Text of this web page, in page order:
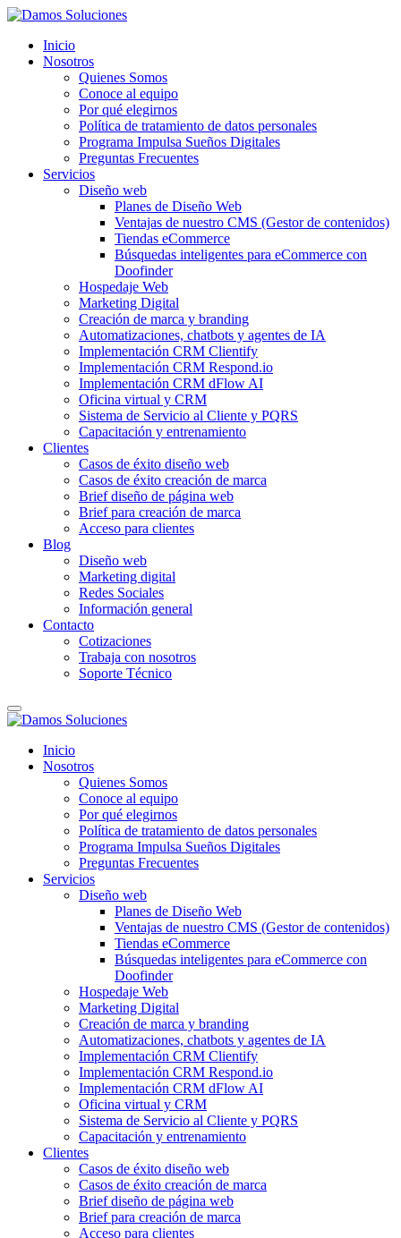
Inicio
Nosotros
Quienes Somos
Conoce al equipo
Por qué elegirnos
Política de tratamiento de datos personales
Programa Impulsa Sueños Digitales
Preguntas Frecuentes
Servicios
Diseño web
Planes de Diseño Web
Ventajas de nuestro CMS (Gestor de contenidos)
Tiendas eCommerce
Búsquedas inteligentes para eCommerce con
Doofinder
Hospedaje Web
Marketing Digital
Creación de marca y branding
Automatizaciones, chatbots y agentes de IA
Implementación CRM Clientify
Implementación CRM Respond.io
Implementación CRM dFlow AI
Oficina virtual y CRM
Sistema de Servicio al Cliente y PQRS
Capacitación y entrenamiento
Clientes
Casos de éxito diseño web
Casos de éxito creación de marca
Brief diseño de página web
Brief para creación de marca
Acceso para clientes
Blog
Diseño web
Marketing digital
Redes Sociales
Información general
Contacto
Cotizaciones
Trabaja con nosotros
Soporte Técnico
Inicio
Nosotros
Quienes Somos
Conoce al equipo
Por qué elegirnos
Política de tratamiento de datos personales
Programa Impulsa Sueños Digitales
Preguntas Frecuentes
Servicios
Diseño web
Planes de Diseño Web
Ventajas de nuestro CMS (Gestor de contenidos)
Tiendas eCommerce
Búsquedas inteligentes para eCommerce con
Doofinder
Hospedaje Web
Marketing Digital
Creación de marca y branding
Automatizaciones, chatbots y agentes de IA
Implementación CRM Clientify
Implementación CRM Respond.io
Implementación CRM dFlow AI
Oficina virtual y CRM
Sistema de Servicio al Cliente y PQRS
Capacitación y entrenamiento
Clientes
Casos de éxito diseño web
Casos de éxito creación de marca
Brief diseño de página web
Brief para creación de marca
Acceso para clientes